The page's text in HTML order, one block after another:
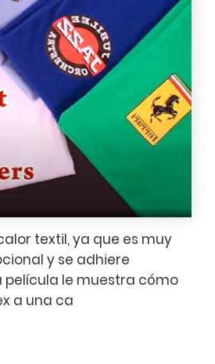
textil, ya que es muy
y se adhiere
película le muestra cómo
a una ca